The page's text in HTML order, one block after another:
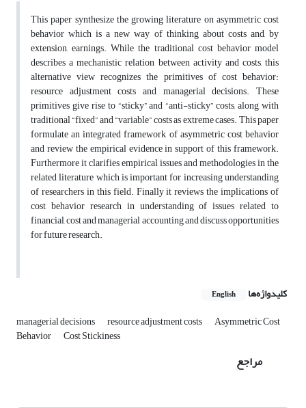
This paper synthesize the growing literature on asymmetric cost
behavior which is a new way of thinking about costs and, by
extension, earnings. While the traditional cost behavior model
describes a mechanistic relation between activity and costs, this
alternative view recognizes the primitives of cost behavior:
resource adjustment costs and managerial decisions. These
primitives give rise to “sticky” and “anti-sticky” costs, along with
traditional “fixed” and “variable” costs as extreme cases. This paper
formulate an integrated framework of asymmetric cost behavior
and review the empirical evidence in support of this framework.
Furthermore it clarifies empirical issues and methodologies in the
related literature which is important for increasing understanding
of researchers in this field. Finally it reviews the implications of
cost behavior research in understanding of issues related to
financial, cost and managerial accounting and discuss opportunities
for future research.
کلیدواژه‌ها English
managerial decisions resource adjustment costs Asymmetric Cost
Behavior Cost Stickiness
مراجع